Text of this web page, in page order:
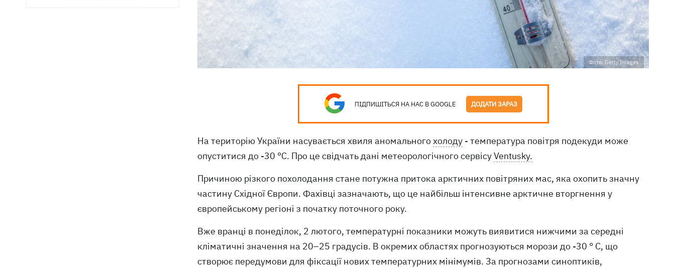
Фото: Getty Images
ПІДПИШІТЬСЯ НА НАС В GOOGLE ДОДАТИ ЗАРАЗ
На територію України насувається хвиля аномальногохолоду - температура повітря подекуди може
опуститися до -30 °C. Про це свідчать дані метеорологічного сервісуVentusky.
Причиною різкого похолодання стане потужна притока арктичних повітряних мас, яка охопить значну
частину Східної Європи. Фахівці зазначають, що це найбільш інтенсивне арктичне вторгнення у
європейському регіоні з початку поточного року.
Вже вранці в понеділок, 2 лютого, температурні показники можуть виявитися нижчими за середні
кліматичні значення на 20–25 градусів. В окремих областях прогнозуються морози до -30 ° C, що
створює передумови для фіксації нових температурних мінімумів. За прогнозами синоптиків,